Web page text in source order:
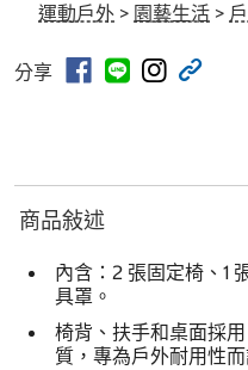
運動戶外 > 園藝生活 >
分享
商品敍述
內含：2 張固定椅、1
具罩。
椅背、扶手和桌面採
質，專為戶外耐用性而